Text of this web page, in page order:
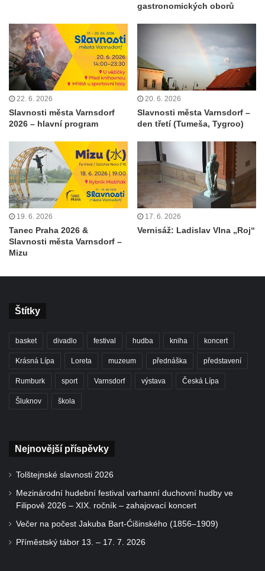
gastronomických oborů
22. 6. 2026
Slavnosti města Varnsdorf
2026 – hlavní program
20. 6. 2026
Slavnosti města Varnsdorf –
den třetí (Tumeša, Tygroo)
19. 6. 2026
Tanec Praha 2026 &
Slavnosti města Varnsdorf –
Mizu
17. 6. 2026
Vernisáž: Ladislav Vlna „Roj“
Štítky
basket divadlo festival hudba kniha koncert
Krásná Lípa Loreta muzeum přednáška představení
Rumburk sport Varnsdorf výstava Česká Lípa
Šluknov škola
Nejnovější příspěvky
Tolštejnské slavnosti 2026
Mezinárodní hudební festival varhanní duchovní hudby ve
Filipově 2026 – XIX. ročník – zahajovací koncert
Večer na počest Jakuba Bart-Ćišinského (1856–1909)
Příměstský tábor 13. – 17. 7. 2026